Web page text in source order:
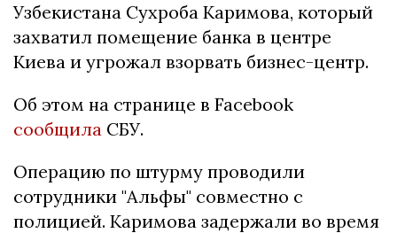
Узбекистана Сухроба Каримова, который
захватил помещение банка в центре
Киева и угрожал взорвать бизнес-центр.
Об этом на странице в Facebook
сообщила СБУ.
Операцию по штурму проводили
сотрудники "Альфы" совместно с
полицией. Каримова задержали во время